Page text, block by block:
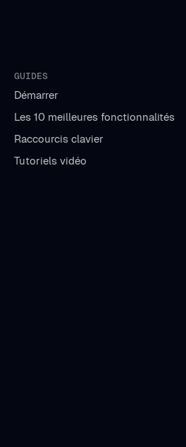
GUIDES
Démarrer
Les 10 meilleures fonctionnalités
Raccourcis clavier
Tutoriels vidéo